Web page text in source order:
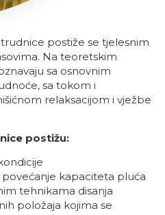
postiže se tjelesnim
Na teoretskim
sa osnovnim
sa tokom i
relaksacijom i vježbe
postižu:
povećanje kapaciteta pluća
tehnikama disanja
položaja kojima se